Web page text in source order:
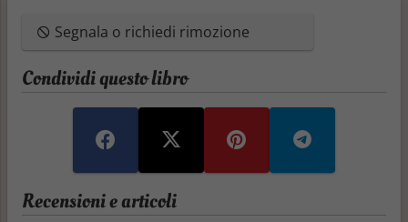
Segnala o richiedi rimozione
Condividi questo libro
Recensioni e articoli